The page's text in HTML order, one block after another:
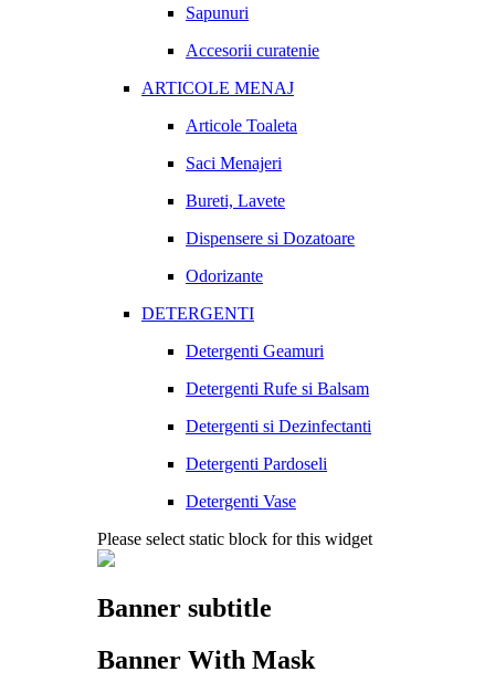
Sapunuri
Accesorii curatenie
ARTICOLE MENAJ
Articole Toaleta
Saci Menajeri
Bureti, Lavete
Dispensere si Dozatoare
Odorizante
DETERGENTI
Detergenti Geamuri
Detergenti Rufe si Balsam
Detergenti si Dezinfectanti
Detergenti Pardoseli
Detergenti Vase
Please select static block for this widget
Banner subtitle
Banner With Mask